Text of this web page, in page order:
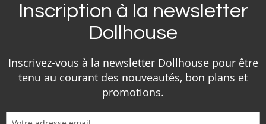
Inscription à la newsletter
Dollhouse
Inscrivez-vous à la newsletter Dollhouse pour être
tenu au courant des nouveautés, bon plans et
promotions.